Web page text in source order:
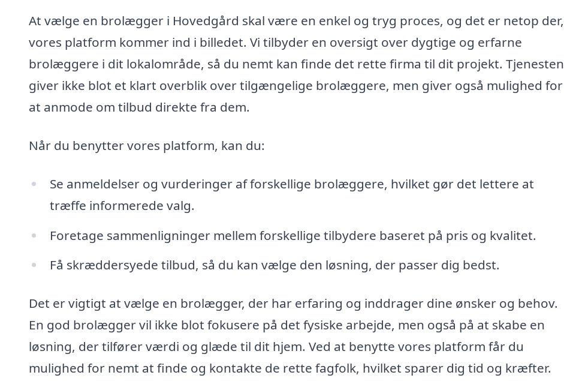
At vælge en brolægger i Hovedgård skal være en enkel og tryg proces, og det er netop der,
vores platform kommer ind i billedet. Vi tilbyder en oversigt over dygtige og erfarne
brolæggere i dit lokalområde, så du nemt kan finde det rette firma til dit projekt. Tjenesten
giver ikke blot et klart overblik over tilgængelige brolæggere, men giver også mulighed for
at anmode om tilbud direkte fra dem.
Når du benytter vores platform, kan du:
Se anmeldelser og vurderinger af forskellige brolæggere, hvilket gør det lettere at
træffe informerede valg.
Foretage sammenligninger mellem forskellige tilbydere baseret på pris og kvalitet.
Få skræddersyede tilbud, så du kan vælge den løsning, der passer dig bedst.
Det er vigtigt at vælge en brolægger, der har erfaring og inddrager dine ønsker og behov.
En god brolægger vil ikke blot fokusere på det fysiske arbejde, men også på at skabe en
løsning, der tilfører værdi og glæde til dit hjem. Ved at benytte vores platform får du
mulighed for nemt at finde og kontakte de rette fagfolk, hvilket sparer dig tid og kræfter.